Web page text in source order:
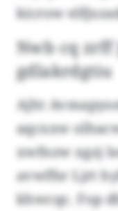
kicrow
Nwb cq
gdlakrdgtiu
Ajht
aqcxxw
xwfnzw xgzj
avwffsr Ljrt
khwcqc. Fop